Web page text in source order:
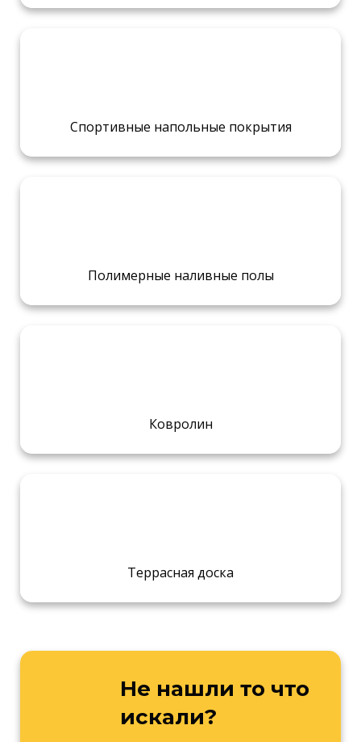
Спортивные напольные покрытия
Полимерные наливные полы
Ковролин
Террасная доска
Не нашли то что
искали?